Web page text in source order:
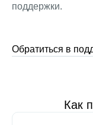
поддержки.
Обратиться в
Как